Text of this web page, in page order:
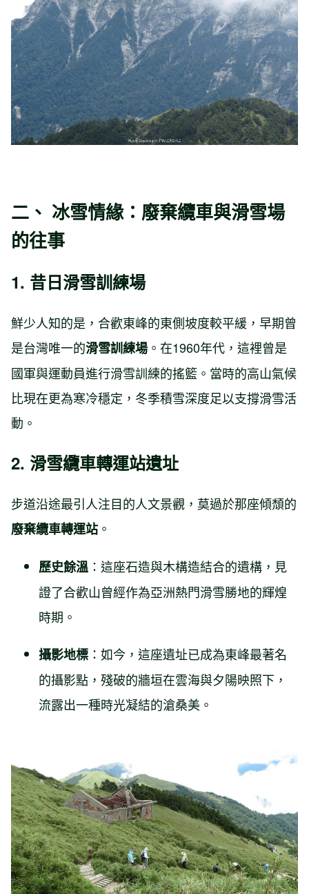
二、 冰雪情緣：廢棄纜車與滑雪場
的往事
1. 昔日滑雪訓練場
鮮少人知的是，合歡東峰的東側坡度較平緩，早期曾
是台灣唯一的滑雪訓練場 。在1960年代，這裡曾是
國軍與運動員進行滑雪訓練的搖籃。當時的高山氣候
比現在更為寒冷穩定，冬季積雪深度足以支撐滑雪活
動。
2. 滑雪纜車轉運站遺址
步道沿途最引人注目的人文景觀，莫過於那座傾頹的
廢棄纜車轉運站 。
歷史餘溫 ：這座石造與木構造結合的遺構，見
證了合歡山曾經作為亞洲熱門滑雪勝地的輝煌
時期。
攝影地標 ：如今，這座遺址已成為東峰最著名
的攝影點，殘破的牆垣在雲海與夕陽映照下，
流露出一種時光凝結的滄桑美。